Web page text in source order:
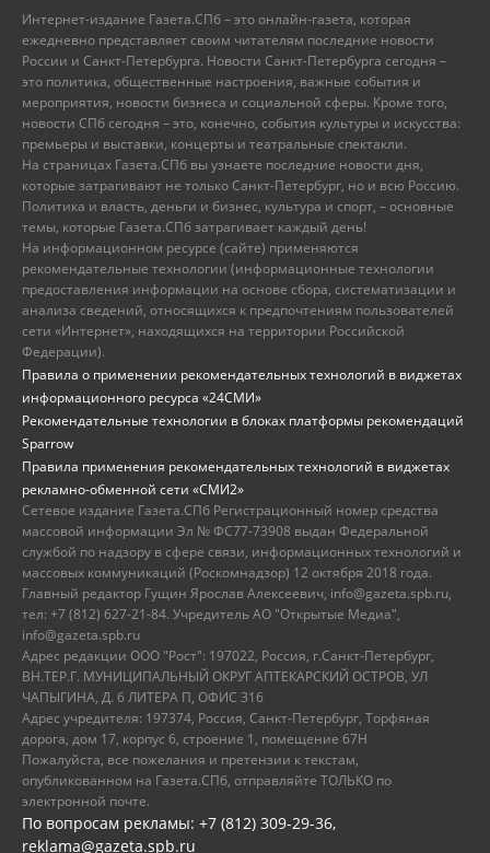
Интернет-издание Газета.СПб – это онлайн-газета, которая
ежедневно представляет своим читателям последние новости
России и Санкт-Петербурга. Новости Санкт-Петербурга сегодня –
это политика, общественные настроения, важные события и
мероприятия, новости бизнеса и социальной сферы. Кроме того,
новости СПб сегодня – это, конечно, события культуры и искусства:
премьеры и выставки, концерты и театральные спектакли.
На страницах Газета.СПб вы узнаете последние новости дня,
которые затрагивают не только Санкт-Петербург, но и всю Россию.
Политика и власть, деньги и бизнес, культура и спорт, – основные
темы, которые Газета.СПб затрагивает каждый день!
На информационном ресурсе (сайте) применяются
рекомендательные технологии (информационные технологии
предоставления информации на основе сбора, систематизации и
анализа сведений, относящихся к предпочтениям пользователей
сети «Интернет», находящихся на территории Российской
Федерации).
Правила о применении рекомендательных технологий в виджетах
информационного ресурса «24СМИ»
Рекомендательные технологии в блоках платформы рекомендаций
Sparrow
Правила применения рекомендательных технологий в виджетах
рекламно-обменной сети «СМИ2»
Сетевое издание Газета.СПб Регистрационный номер средства
массовой информации Эл № ФС77-73908 выдан Федеральной
службой по надзору в сфере связи, информационных технологий и
массовых коммуникаций (Роскомнадзор) 12 октября 2018 года.
Главный редактор Гущин Ярослав Алексеевич, info@gazeta.spb.ru,
тел: +7 (812) 627-21-84. Учредитель АО "Открытые Медиа",
info@gazeta.spb.ru
Адрес редакции ООО "Рост": 197022, Россия, г.Санкт-Петербург,
ВН.ТЕР.Г. МУНИЦИПАЛЬНЫЙ ОКРУГ АПТЕКАРСКИЙ ОСТРОВ, УЛ
ЧАПЫГИНА, Д. 6 ЛИТЕРА П, ОФИС 316
Адрес учредителя: 197374, Россия, Санкт-Петербург, Торфяная
дорога, дом 17, корпус 6, строение 1, помещение 67Н
Пожалуйста, все пожелания и претензии к текстам,
опубликованном на Газета.СПб, отправляйте ТОЛЬКО по
электронной почте.
По вопросам рекламы: +7 (812) 309-29-36,
reklama@gazeta.spb.ru